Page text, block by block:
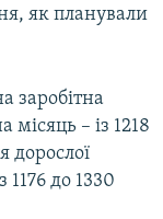
як планували
заробітна
місяць – із 1218
дорослої
до 1330